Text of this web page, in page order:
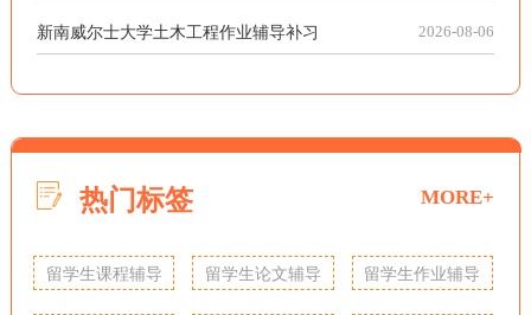
新南威尔士大学土木工程作业辅导补习 2026-08-06
热门标签 MORE+
留学生课程辅导 留学生论文辅导 留学生作业辅导